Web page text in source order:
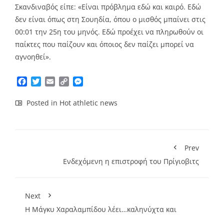
Σκανδιναβός είπε: «Είναι πρόβλημα εδώ και καιρό. Εδώ
δεν είναι όπως στη Σουηδία, όπου ο μισθός μπαίνει στις
00:01 την 25η του μηνός. Εδώ προέχει να πληρωθούν οι
παίκτες που παίζουν και όποιος δεν παίζει μπορεί να
αγνοηθεί».
Facebook
TwitterEmailCopy
Posted in Hot athletic news
Prev
Ενδεχόμενη η επιστροφή του Πρίγιοβιτς
Next
Η Μάγκυ Χαραλαμπίδου λέει…καληνύχτα και